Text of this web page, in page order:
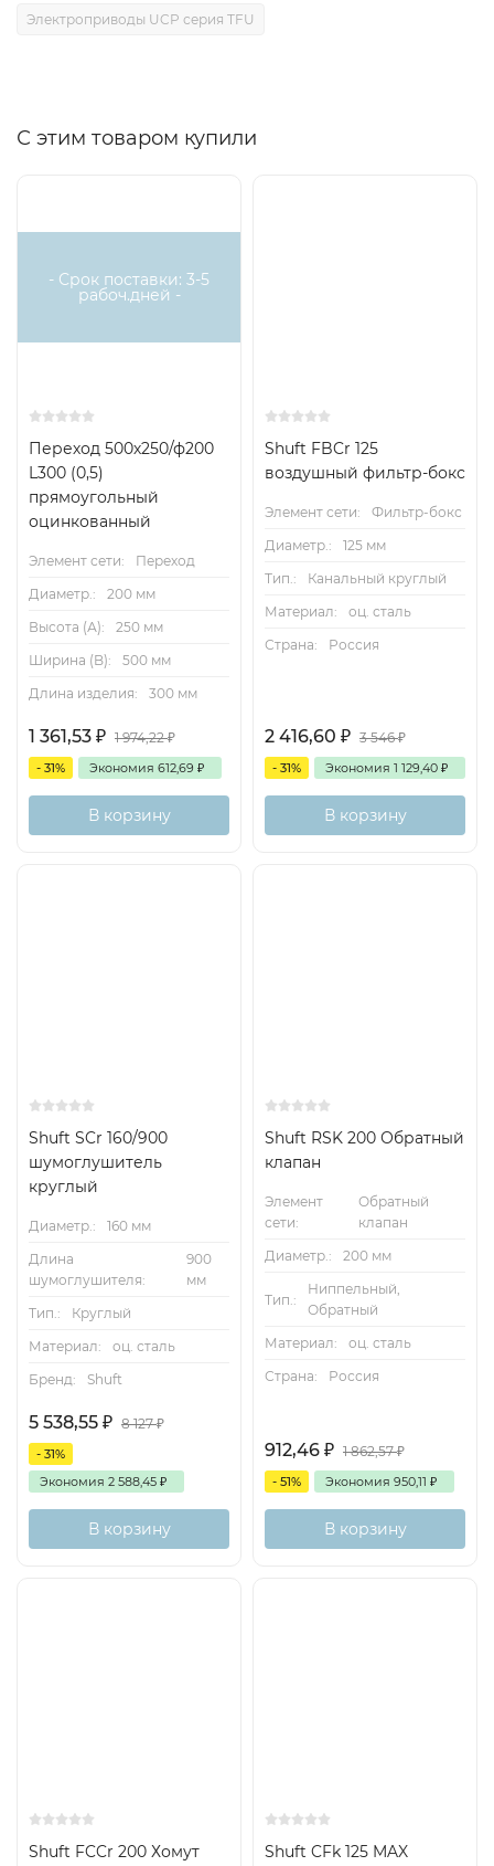
Электроприводы UCP серия TFU
С этим товаром купили
- Срок поставки: 3-5
рабоч.дней -
Переход 500х250/ф200
L300 (0,5)
прямоугольный
оцинкованный
Элемент сети:
Переход
Диаметр.:
200 мм
Высота (А):
250 мм
Ширина (B):
500 мм
Длина изделия:
300 мм
1 361,53 ₽ 1 974,22₽
- 31% Экономия 612,69 ₽
В корзину
Shuft FBCr 125
воздушный фильтр-бокс
Элемент сети:
Фильтр-бокс
Диаметр.:
125 мм
Тип.:
Канальный круглый
Материал:
оц. сталь
Страна:
Россия
2 416,60 ₽ 3 546₽
- 31% Экономия 1 129,40 ₽
В корзину
Shuft SCr 160/900
шумоглушитель
круглый
Диаметр.:
160 мм
Длина
шумоглушителя:
900
мм
Тип.:
Круглый
Материал:
оц. сталь
Бренд:
Shuft
5 538,55 ₽ 8 127₽
- 31%
Экономия 2 588,45 ₽
В корзину
Shuft RSK 200 Обратный
клапан
Элемент
сети:
Обратный
клапан
Диаметр.:
200 мм
Тип.:
Ниппельный,
Обратный
Материал:
оц. сталь
Страна:
Россия
912,46 ₽ 1 862,57₽
- 51% Экономия 950,11 ₽
В корзину
Shuft FCCr 200 Хомут Shuft CFk 125 MAX